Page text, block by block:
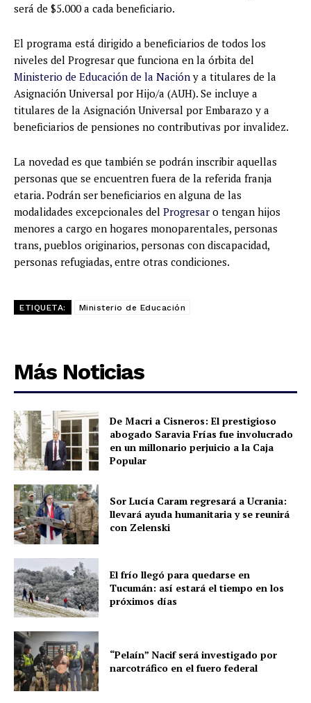
será de $5.000 a cada beneficiario.
El programa está dirigido a beneficiarios de todos los
niveles del Progresar que funciona en la órbita del
Ministerio de Educación de la Nación y a titulares de la
Asignación Universal por Hijo/a (AUH). Se incluye a
titulares de la Asignación Universal por Embarazo y a
beneficiarios de pensiones no contributivas por invalidez.
La novedad es que también se podrán inscribir aquellas
personas que se encuentren fuera de la referida franja
etaria. Podrán ser beneficiarios en alguna de las
modalidades excepcionales del Progresar o tengan hijos
menores a cargo en hogares monoparentales, personas
trans, pueblos originarios, personas con discapacidad,
personas refugiadas, entre otras condiciones.
ETIQUETA: Ministerio de Educación
Más Noticias
De Macri a Cisneros: El prestigioso
abogado Saravia Frías fue involucrado
en un millonario perjuicio a la Caja
Popular
Sor Lucía Caram regresará a Ucrania:
llevará ayuda humanitaria y se reunirá
con Zelenski
El frío llegó para quedarse en
Tucumán: así estará el tiempo en los
próximos días
“Pelaín” Nacif será investigado por
narcotráfico en el fuero federal